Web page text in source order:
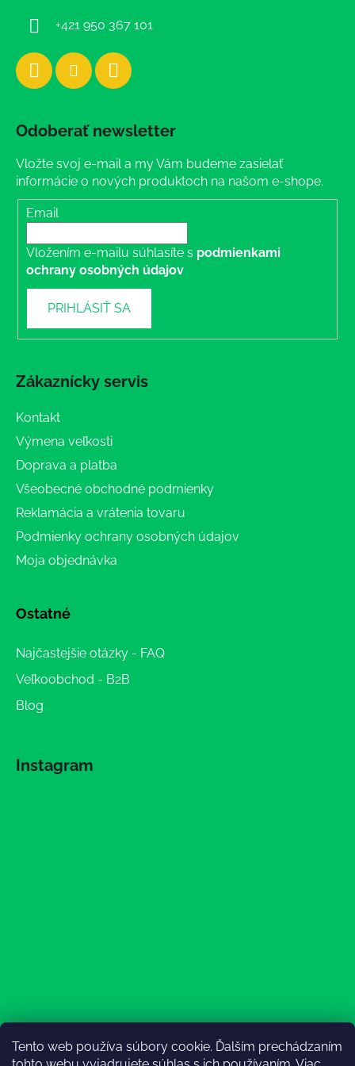
Tento web používa súbory cookie. Ďalším prechádzaním
+421 950 367 101
Odoberať newsletter
Vložte svoj e-mail a my Vám budeme zasielať
informácie o nových produktoch na našom e-shope.
Email
Vložením e-mailu súhlasíte s podmienkami
ochrany osobných údajov
PRIHLÁSIŤ SA
Zákaznícky servis
Kontakt
Výmena veľkosti
Doprava a platba
Všeobecné obchodné podmienky
Reklamácia a vrátenia tovaru
Podmienky ochrany osobných údajov
Moja objednávka
Ostatné
Najčastejšie otázky - FAQ
Veľkoobchod - B2B
Blog
Instagram
Sledovať na Instagrame